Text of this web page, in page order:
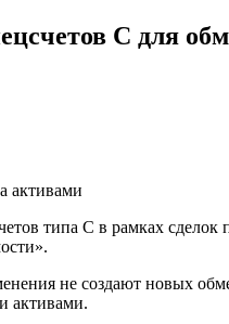
С для
типа С в рамках
не создают новых
активами.